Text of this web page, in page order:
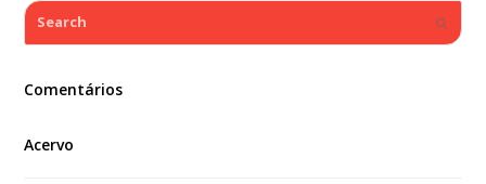
Search
Comentários
Acervo